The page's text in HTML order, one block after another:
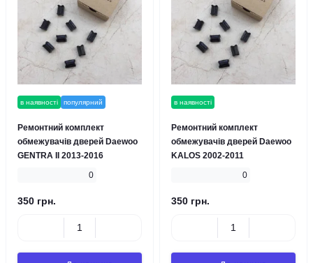
в наявності популярний
Ремонтний комплект
обмежувачів дверей Daewoo
GENTRA II 2013-2016
0
350 грн.
в наявності
Ремонтний комплект
обмежувачів дверей Daewoo
KALOS 2002-2011
0
350 грн.